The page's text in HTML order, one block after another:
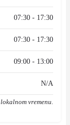
07:30 - 17:30
07:30 - 17:30
09:00 - 13:00
N/A
vremenu.